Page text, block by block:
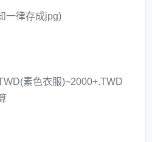
一律存成jpg)
素色衣服)~2000+.TWD